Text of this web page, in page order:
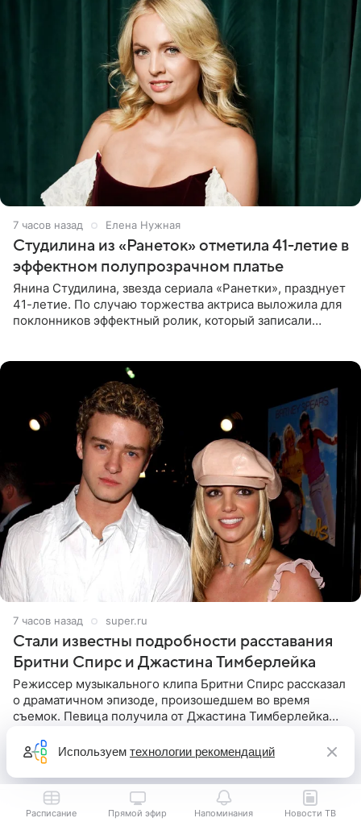
7 часов назад Елена Нужная
Студилина из «Ранеток» отметила 41-летие в
эффектном полупрозрачном платье
Янина Студилина, звезда сериала «Ранетки», празднует
41-летие. По случаю торжества актриса выложила для
поклонников эффектный ролик, который записали
7 часов назад super.ru
Стали известны подробности расставания
Бритни Спирс и Джастина Тимберлейка
Режиссер музыкального клипа Бритни Спирс рассказал
о драматичном эпизоде, произошедшем во время
съемок. Певица получила от Джастина Тимберлейка
словам постановщика,
Расписание Прямой эфир Напоминания Новости ТВ
Используем технологии рекомендаций